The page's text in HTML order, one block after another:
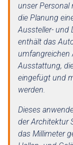
unser Personal
die Planung
Aussteller- und
enthält das
umfangreichen
Ausstattung,
eingefügt und
werden.
Dieses
der Architektur
das Millimeter